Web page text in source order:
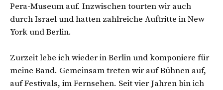
Pera-Museum auf. Inzwischen tourten wir auch
durch Israel und hatten zahlreiche Auftritte in New
York und Berlin.
Zurzeit lebe ich wieder in Berlin und komponiere für
meine Band. Gemeinsam treten wir auf Bühnen auf,
auf Festivals, im Fernsehen. Seit vier Jahren bin ich